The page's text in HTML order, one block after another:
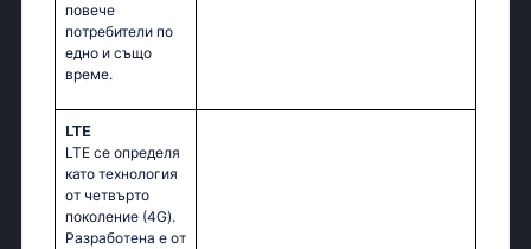
повече
потребители по
едно и също
време.
LTE
LTE се определя
като технология
от четвърто
поколение (4G).
Разработена е от